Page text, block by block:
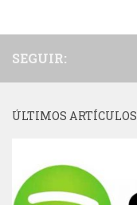
SEGUIR:
ÚLTIMOS ARTÍCULOS